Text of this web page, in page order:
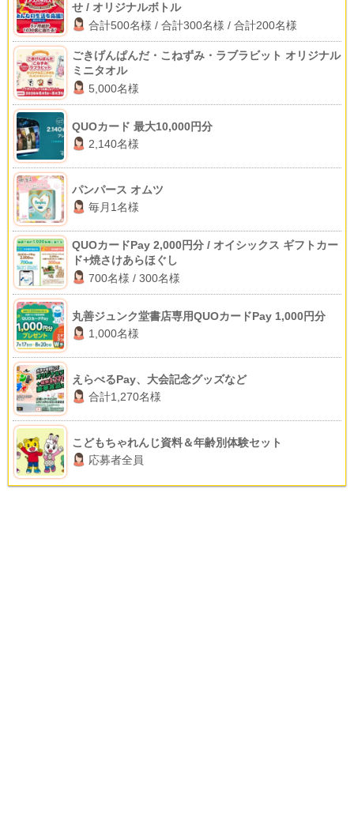
せ / オリジナルボトル
合計500名様 / 合計300名様 / 合計200名様
ごきげんぱんだ・こねずみ・ラブラビット オリジナル
ミニタオル
5,000名様
QUOカード 最大10,000円分
2,140名様
パンパース オムツ
毎月1名様
QUOカードPay 2,000円分 / オイシックス ギフトカー
ド+焼さけあらほぐし
700名様 / 300名様
丸善ジュンク堂書店専用QUOカードPay 1,000円分
1,000名様
えらべるPay、大会記念グッズなど
合計1,270名様
こどもちゃれんじ資料＆年齢別体験セット
応募者全員